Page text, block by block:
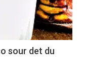
sour det du